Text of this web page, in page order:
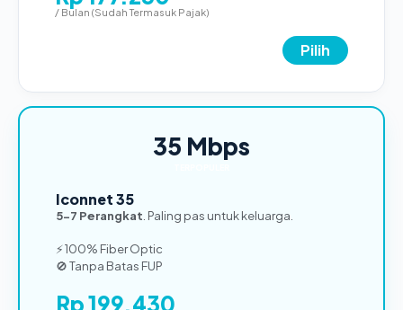
/ Bulan (Sudah Termasuk Pajak)
Pilih
35 Mbps
Iconnet 35
5-7 Perangkat . Paling pas untuk keluarga.
⚡ 100% Fiber Optic
🚫 Tanpa Batas FUP
Rp 199.430